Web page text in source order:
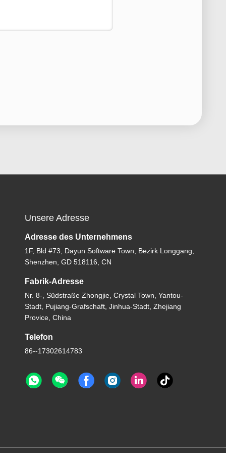
Unsere Adresse
Adresse des Unternehmens
1F, Bld #73, Dayun Software Town, Bezirk Longgang,
Shenzhen, GD 518116, CN
Fabrik-Adresse
Nr. 8-, Südstraße Zhongjie, Crystal Town, Yantou-
Stadt, Pujiang-Grafschaft, Jinhua-Stadt, Zhejiang
Provice, China
Telefon
86--17302614783